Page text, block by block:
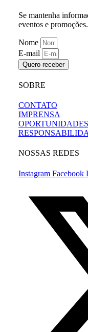
Se mantenha
eventos e promoções.
Nome
E-mail
Quero receber
SOBRE
CONTATO
IMPRENSA
OPORTUNIDADES
NOSSAS REDES
Instagram Facebook